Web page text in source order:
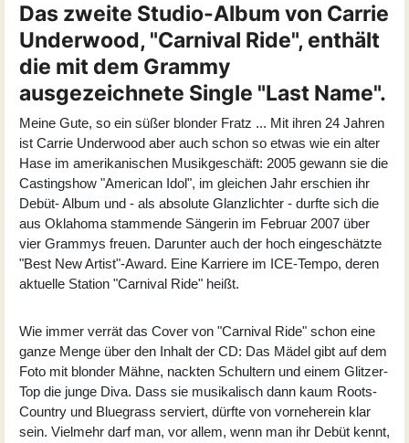
Das zweite Studio-Album von Carrie
Underwood, "Carnival Ride", enthält
die mit dem Grammy
ausgezeichnete Single "Last Name".
Meine Gute, so ein süßer blonder Fratz ... Mit ihren 24 Jahren
ist Carrie Underwood aber auch schon so etwas wie ein alter
Hase im amerikanischen Musikgeschäft: 2005 gewann sie die
Castingshow "American Idol", im gleichen Jahr erschien ihr
Debüt- Album und - als absolute Glanzlichter - durfte sich die
aus Oklahoma stammende Sängerin im Februar 2007 über
vier Grammys freuen. Darunter auch der hoch eingeschätzte
"Best New Artist"-Award. Eine Karriere im ICE-Tempo, deren
aktuelle Station "Carnival Ride" heißt.
Wie immer verrät das Cover von "Carnival Ride" schon eine
ganze Menge über den Inhalt der CD: Das Mädel gibt auf dem
Foto mit blonder Mähne, nackten Schultern und einem Glitzer-
Top die junge Diva. Dass sie musikalisch dann kaum Roots-
Country und Bluegrass serviert, dürfte von vorneherein klar
sein. Vielmehr darf man, vor allem, wenn man ihr Debüt kennt,